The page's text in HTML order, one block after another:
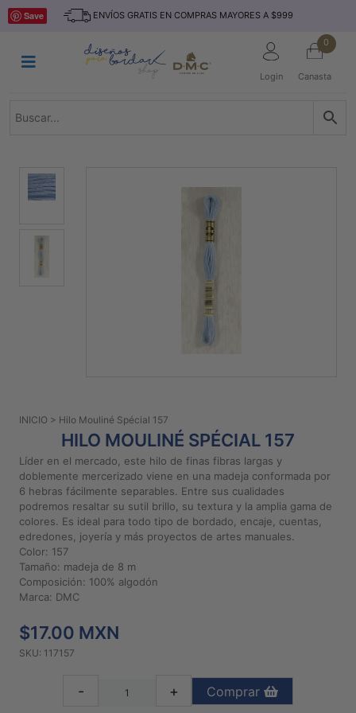
Saltar
ENVÍOS GRATIS EN COMPRAS MAYORES A $999
Login
0
Canasta
INICIO
TEJIDO
TELAS
MARCAS
NOVEDADES
Preguntas
Aviso De
Privacidad
Políticas
Compra
Diseños
Save
INICIO > Hilo Mouliné Spécial 157
HILO MOULINÉ SPÉCIAL 157
Líder en el mercado, este hilo de finas fibras largas y
doblemente mercerizado viene en una madeja conformada por
6 hebras fácilmente separables. Entre sus cualidades
podremos resaltar su sutil brillo, su textura y la amplia gama de
colores. Es ideal para todo tipo de bordado, encaje, cuentas,
edredones, joyería y más proyectos de artes manuales.
Color: 157
Tamaño: madeja de 8 m
Composición: 100% algodón
Marca: DMC
$17.00 MXN
SKU: 117157
- + Comprar